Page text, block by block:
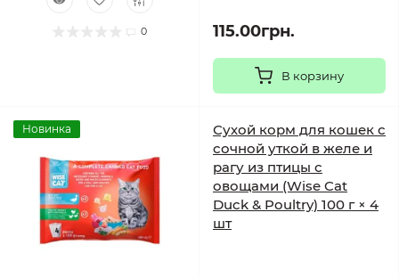
0 115.00грн.
В корзину
Новинка
Сухой корм для кошек с
сочной уткой в желе и
рагу из птицы с
овощами (Wise Cat
Duck & Poultry) 100 г × 4
шт